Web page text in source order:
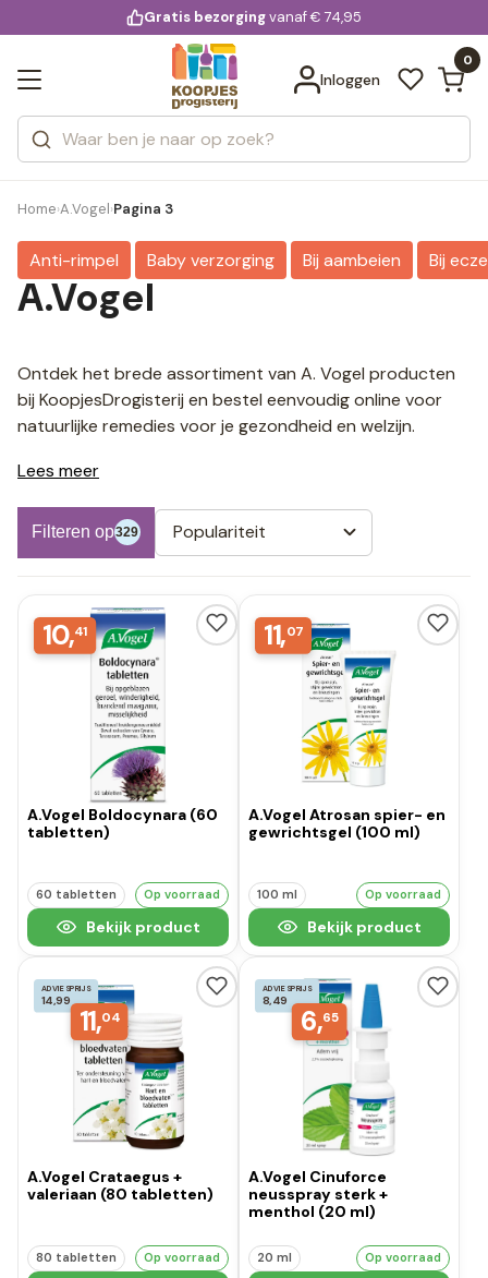
voor 20:00 uur besteld
Gratis bezorgingvanaf € 74,95
Inloggen
0
Zoeken
Categorieën
Merken
Bekijk alle resultaten
Home›A.Vogel›Pagina 3
Anti-rimpel Baby verzorging Bij aambeien Bij
A.Vogel
Ontdek het brede assortiment van A. Vogel producten
bij KoopjesDrogisterij en bestel eenvoudig online voor
natuurlijke remedies voor je gezondheid en welzijn.
Lees meer
Filteren op329 Populariteit
10,41
A.Vogel Boldocynara (60
tabletten)
60 tabletten Op voorraad
Bekijk product
11,07
A.Vogel Atrosan spier- en
gewrichtsgel (100 ml)
100 ml Op voorraad
Bekijk product
ADVIESPRIJS
14,99
11,04
A.Vogel Crataegus +
valeriaan (80 tabletten)
80 tabletten Op voorraad
ADVIESPRIJS
8,49
6,65
A.Vogel Cinuforce
neusspray sterk +
menthol (20 ml)
20 ml Op voorraad